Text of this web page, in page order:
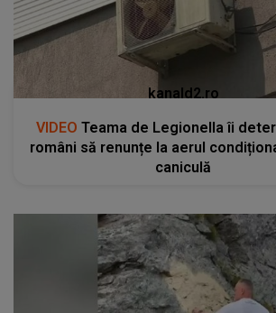
kanald2.ro
VIDEO Teama de Legionella îi
români să renunțe la aerul
caniculă